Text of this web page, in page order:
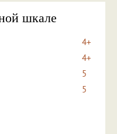
шкале
4+
4+
5
5